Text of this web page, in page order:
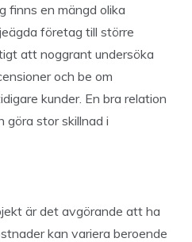
finns en mängd olika
företag till större
att noggrant undersöka
och be om
kunder. En bra relation
stor skillnad i
är det avgörande att ha
kan variera beroende